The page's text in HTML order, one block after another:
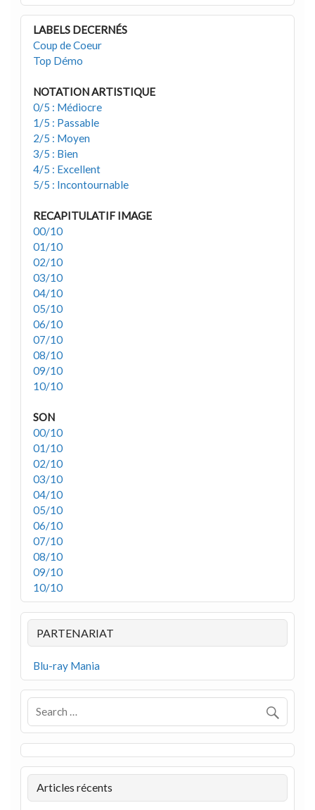
LABELS DECERNÉS
Coup de Coeur
Top Démo
NOTATION ARTISTIQUE
0/5 : Médiocre
1/5 : Passable
2/5 : Moyen
3/5 : Bien
4/5 : Excellent
5/5 : Incontournable
RECAPITULATIF IMAGE
00/10
01/10
02/10
03/10
04/10
05/10
06/10
07/10
08/10
09/10
10/10
SON
00/10
01/10
02/10
03/10
04/10
05/10
06/10
07/10
08/10
09/10
10/10
PARTENARIAT
Blu-ray Mania
Articles récents